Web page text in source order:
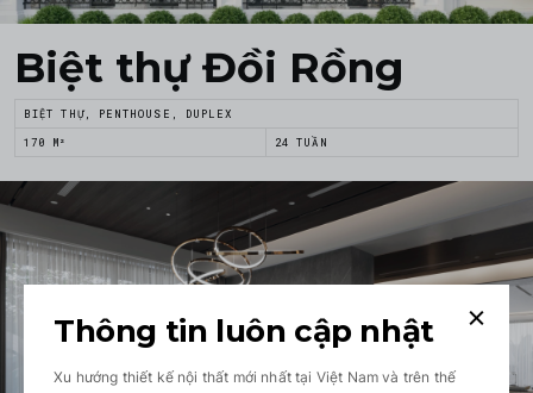
Thông tin luôn cập nhật
Xu hướng thiết kế nội thất mới nhất tại Việt Nam và trên thế
Biệt thự Đồi Rồng
BIỆT THỰ, PENTHOUSE, DUPLEX
170 M² 24 TUẦN